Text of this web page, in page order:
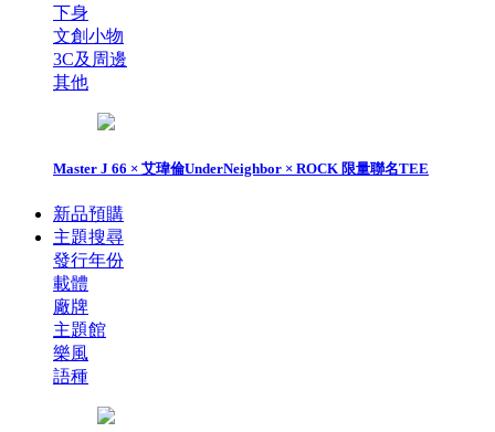
下身
文創小物
3C及周邊
其他
Master J 66 × 艾瑋倫UnderNeighbor × ROCK 限量聯名TEE
新品預購
主題搜尋
發行年份
載體
廠牌
主題館
樂風
語種